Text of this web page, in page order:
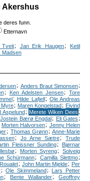
Akershus
deres funn.
Etternavn
; Jan Erik Haugen;
Ketil
Madsen
; Anders Braut Simonsen;
; Ken Adelsten Jensen; Tore
; Hilde Lafjell; Ole Andreas
Myre; Maren Kongelstad; Eivind
Aspelund; Merete Wiken Dees ;
Jostein Bærø Engdal; Eli Gates ;
Morten Halvorsen; Jenny Helen
; Thomas Grønn; Anne-Marie
; Jo Arne Sætre; Trude
Fleissner Sunding;
Bjørnar
; Morten Syreng; Solveig
Schürmann; Camilla Slettmo;
; John Martin Mjelde; Per
; Ole Skimmeland;
Lars Petter
; Bente Wallander; Geoffrey